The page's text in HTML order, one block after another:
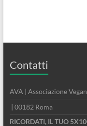
Contatti
AVA | Associazione
| 00182 Roma
RICORDATI, IL TUO